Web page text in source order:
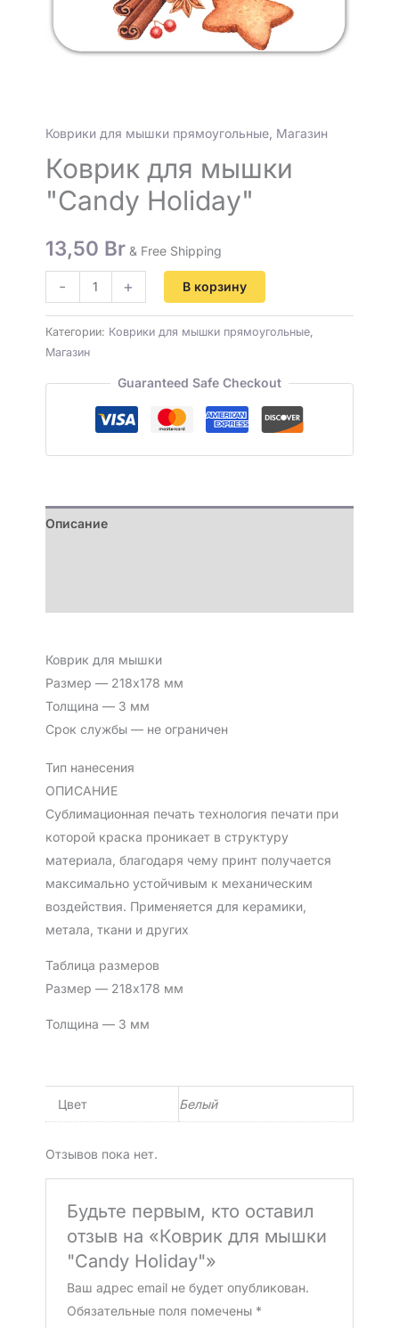
Коврики для мышки прямоугольные, Магазин
Коврик для мышки
"Candy Holiday"
13,50 Br & Free Shipping
- + В корзину
Категории: Коврики для мышки прямоугольные,
Магазин
Guaranteed Safe Checkout
Описание
Коврик для мышки
Размер — 218х178 мм
Толщина — 3 мм
Срок службы — не ограничен
Тип нанесения
ОПИСАНИЕ
Сублимационная печать технология печати при
которой краска проникает в структуру
материала, благодаря чему принт получается
максимально устойчивым к механическим
воздействия. Применяется для керамики,
метала, ткани и других
Таблица размеров
Размер — 218х178 мм
Толщина — 3 мм
Цвет Белый
Отзывов пока нет.
Будьте первым, кто оставил
отзыв на «Коврик для мышки
"Candy Holiday"»
Ваш адрес email не будет опубликован.
Обязательные поля помечены *